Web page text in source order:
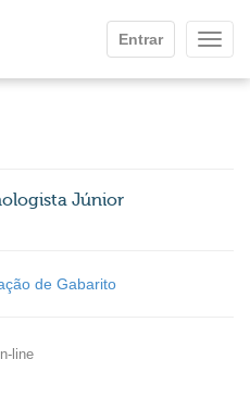
Entrar
Júnior 
de Gabarito
line